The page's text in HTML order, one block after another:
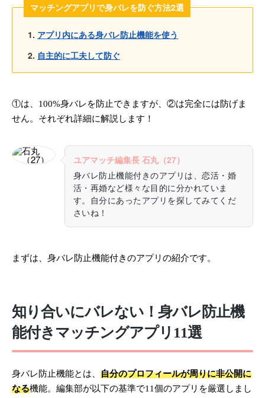
マッチングアプリで身バレを防ぐ方法2選
アプリ内にある身バレ防止機能を使う
自主的に工夫して防ぐ
①は、100%身バレを防止できますが、②は完全には防げま
せん。それぞれ詳細に解説します！
ユアマッチ編集長 石丸（27）
身バレ防止機能付きのアプリは、恋活・婚
活・再婚など様々な目的に分かれていま
す。自分にあったアプリを探してみてくだ
さいね！
まずは、身バレ防止機能付きのアプリの紹介です。
知り合いにバレない！身バレ防止機
能付きマッチングアプリ11選
身バレ防止機能とは、 自分のプロフィールが周りに非公開に
なる機能。編集部が以下の基準で11個のアプリを厳選しまし